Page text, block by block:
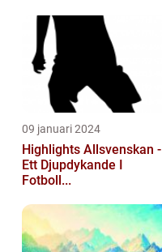
09 januari 2024
Highlights Allsvenskan -
Ett Djupdykande I
Fotboll...